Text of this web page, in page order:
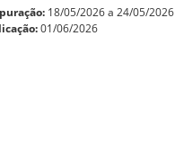
18/05/2026 a 24/05/2026
01/06/2026